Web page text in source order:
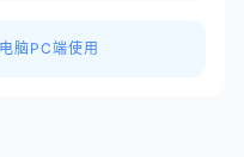
脑PC端使用